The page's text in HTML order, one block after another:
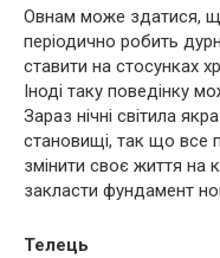
Овнам може здатися,
періодично робить
ставити на стосунках
Іноді таку поведінку
Зараз нічні світила
становищі, так що все
змінити своє життя на
закласти фундамент
Телець